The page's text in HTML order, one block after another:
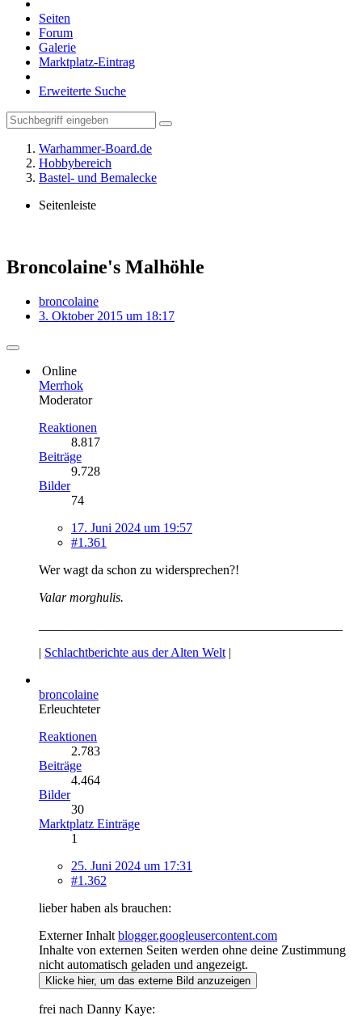
Seiten
Forum
Galerie
Marktplatz-Eintrag
Erweiterte Suche
Warhammer-Board.de
Hobbybereich
Bastel- und Bemalecke
Seitenleiste
Broncolaine's Malhöhle
broncolaine
3. Oktober 2015 um 18:17
Online
Merrhok
Moderator
Reaktionen
8.817
Beiträge
9.728
Bilder
74
17. Juni 2024 um 19:57
#1.361
Wer wagt da schon zu widersprechen?!
Valar morghulis.
| Schlachtberichte aus der Alten Welt |
broncolaine
Erleuchteter
Reaktionen
2.783
Beiträge
4.464
Bilder
30
Marktplatz Einträge
1
25. Juni 2024 um 17:31
#1.362
lieber haben als brauchen:
Externer Inhalt blogger.googleusercontent.com
Inhalte von externen Seiten werden ohne deine Zustimmung
nicht automatisch geladen und angezeigt.
Klicke hier, um das externe Bild anzuzeigen
frei nach Danny Kaye: